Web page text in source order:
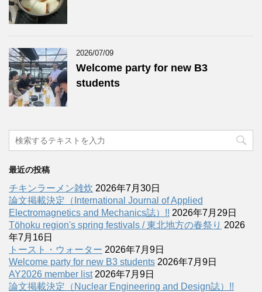
2026/07/09
Welcome party for new B3
students
最近の投稿
チキンラーメン雑炊 2026年7月30日
論文掲載決定（International Journal of Applied
Electromagnetics and Mechanics誌）!! 2026年7月29日
Tōhoku region's spring festivals / 東北地方の春祭り 2026
年7月16日
トースト・ウォーター 2026年7月9日
Welcome party for new B3 students 2026年7月9日
AY2026 member list 2026年7月9日
論文掲載決定（Nuclear Engineering and Design誌）!!